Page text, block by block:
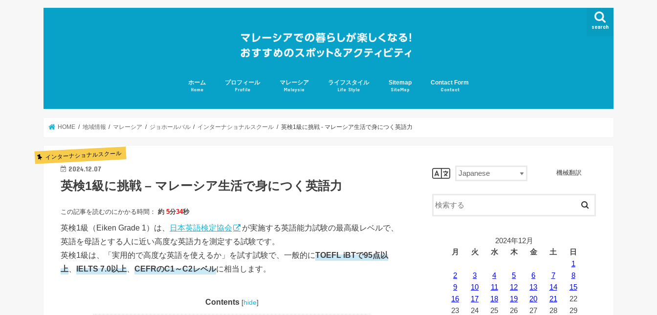
search
ホーム
Home
プロフィール
Profile
マレーシア
Malaysia
ジョホールバル
ライフスタイル
Life Style
学校生活
アスペルガー
グルメ
Sitemap
SiteMap
Contact Form
Contact
HOME 地域情報 マレーシア ジョホールバル インターナショナルスクール 英検1級に挑戦 - マレーシア生活で身につく英語力
インターナショナルスクール
2024.12.07
英検1級に挑戦 – マレーシア生活で身につく英語力
この記事を読むのにかかる時間： 約 5分34秒
英検1級（Eiken Grade 1）は、 日本英語検定協会
が実施する英語能力試験の最高級レベルで、
英語を母語とする人に近い高度な英語力を測定する試験です。
英検1級は、「実用的で高度な英語を使えるか」を試す試験で、一般的にTOEFL iBTで95点以
上
IELTS 7.0以上 CEFRのC1～C2レベルに相当します。
Contents [hide]
機械翻訳
2024年12月
月
火 水 木 金 土
日
1
2
3 4 5 6 7
8
9
10 11 12 13 14
15
16
17 18 19 20 21
22
23
24 25 26 27 28
29